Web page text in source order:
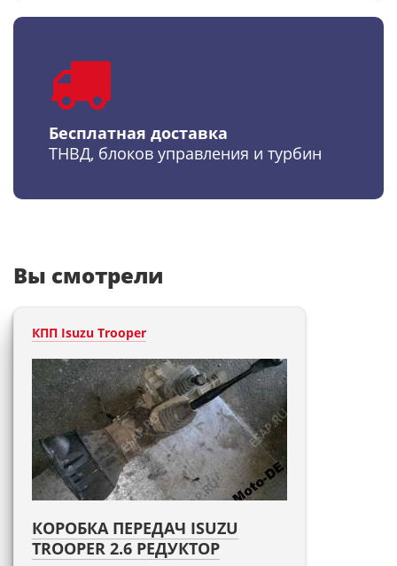
Бесплатная доставка
ТНВД, блоков управления и турбин
Вы смотрели
КПП Isuzu Trooper
КОРОБКА ПЕРЕДАЧ ISUZU
TROOPER 2.6 РЕДУКТОР